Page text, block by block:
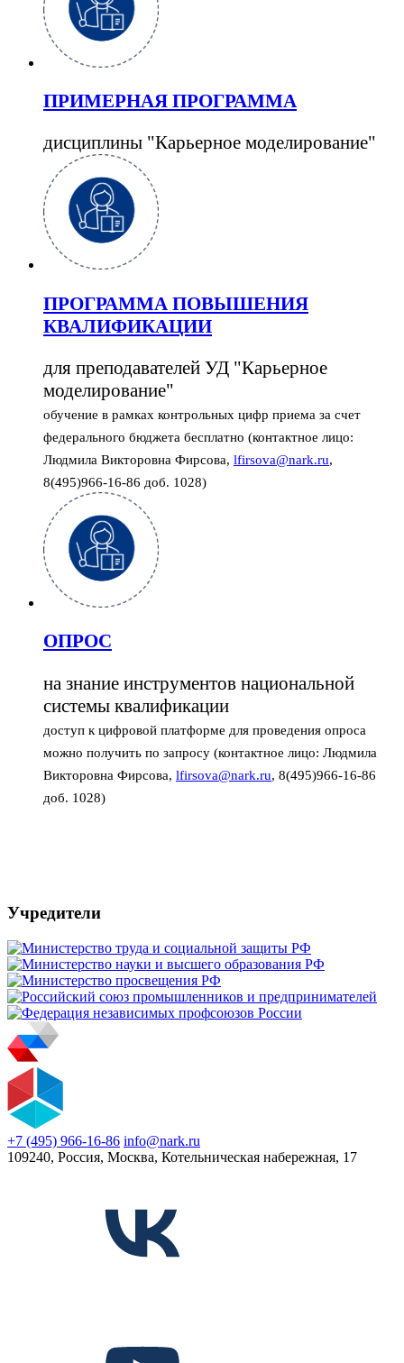
ПРИМЕРНАЯ ПРОГРАММА
дисциплины "Карьерное моделирование"
ПРОГРАММА ПОВЫШЕНИЯ
КВАЛИФИКАЦИИ
для преподавателей УД "Карьерное
моделирование"
обучение в рамках контрольных цифр приема за счет
федерального бюджета бесплатно (контактное лицо:
Людмила Викторовна Фирсова, lfirsova@nark.ru,
8(495)966-16-86 доб. 1028)
ОПРОС
на знание инструментов национальной
системы квалификации
доступ к цифровой платформе для проведения опроса
можно получить по запросу (контактное лицо: Людмила
Викторовна Фирсова, lfirsova@nark.ru, 8(495)966-16-86
доб. 1028)
Учредители
+7 (495) 966-16-86 info@nark.ru
109240, Россия, Москва, Котельническая набережная, 17